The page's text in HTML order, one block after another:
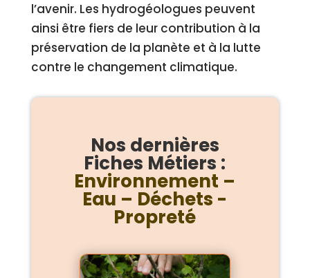
l’avenir. Les hydrogéologues peuvent
ainsi être fiers de leur contribution à la
préservation de la planète et à la lutte
contre le changement climatique.
Nos dernières
Fiches Métiers :
Environnement –
Eau – Déchets -
Propreté